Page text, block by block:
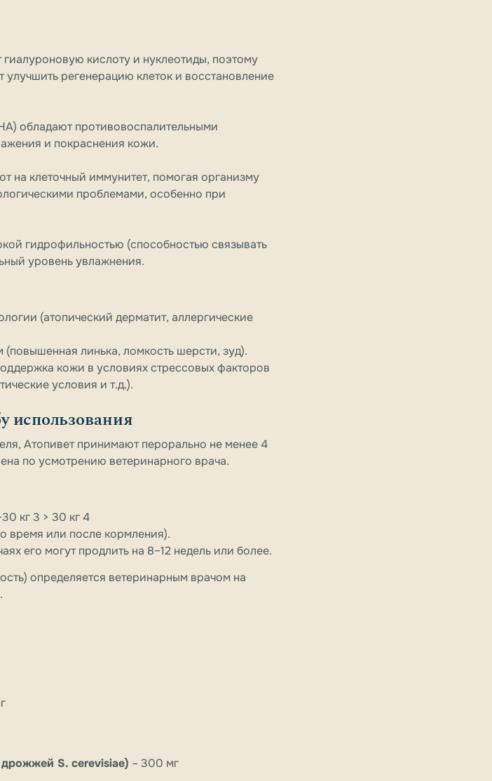
кислоту и нуклеотиды, поэтому
регенерацию клеток и восстановление
обладают противовоспалительными
и покраснения кожи.
на клеточный иммунитет, помогая организму
проблемами, особенно при
гидрофильностью (способностью связывать
уровень увлажнения.
(атопический дерматит, аллергические
линька, ломкость шерсти, зуд).
кожи в условиях стрессовых факторов
условия и т.д.).
использования
Атопивет принимают перорально не менее 4
по усмотрению ветеринарного врача.
кг 3 > 30 кг 4
время или после кормления).
его могут продлить на 8–12 недель или более.
определяется ветеринарным врачом на
S. cerevisiae) – 300 мг